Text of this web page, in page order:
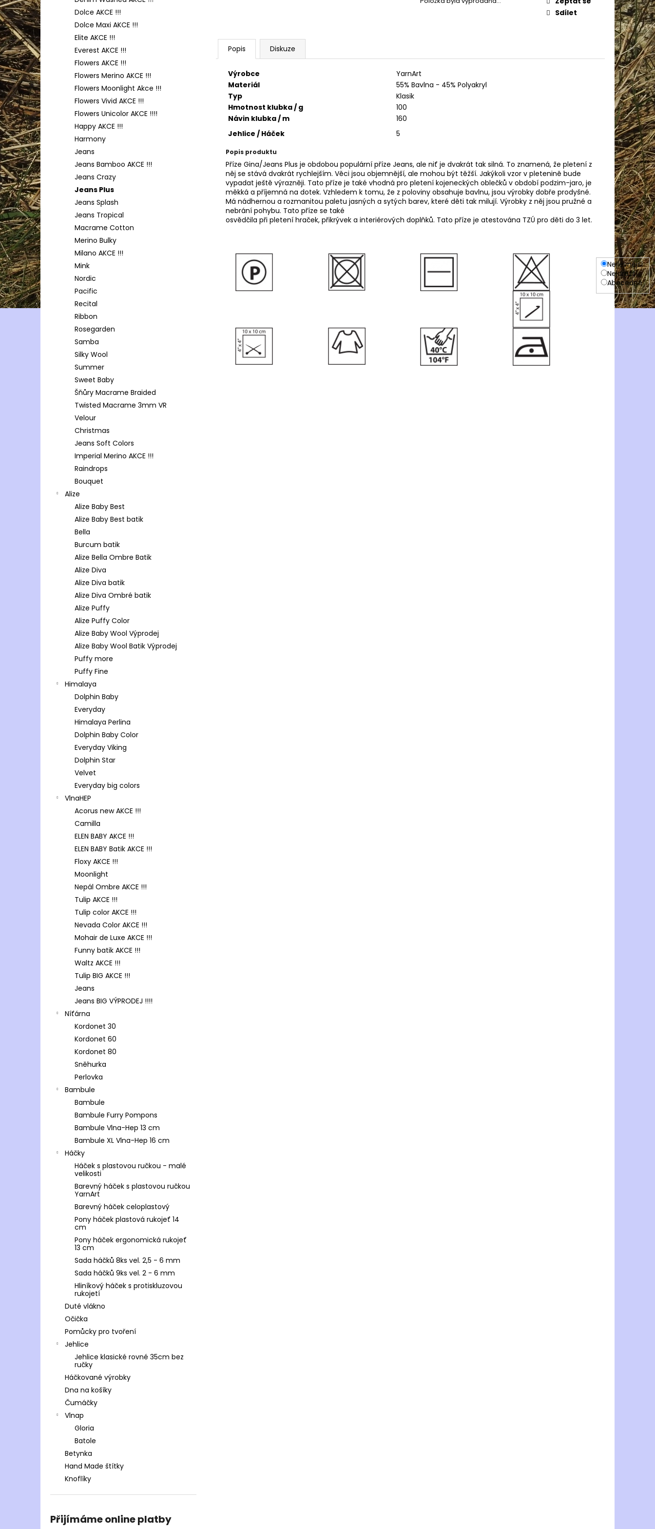
l
Dolce AKCE !!!
Dolce Maxi AKCE !!!
Elite AKCE !!!
Everest AKCE !!!
Flowers AKCE !!!
Flowers Merino AKCE !!!
Flowers Moonlight Akce !!!
Flowers Vivid AKCE !!!
Flowers Unicolor AKCE !!!!
Happy AKCE !!!
Harmony
Jeans
Jeans Bamboo AKCE !!!
Jeans Crazy
Jeans Plus
Jeans Splash
Jeans Tropical
Macrame Cotton
Merino Bulky
Milano AKCE !!!
Mink
Nordic
Pacific
Recital
Ribbon
Rosegarden
Samba
Silky Wool
Summer
Sweet Baby
Šňůry Macrame Braided
Twisted Macrame 3mm VR
Velour
Christmas
Jeans Soft Colors
Imperial Merino AKCE !!!
Raindrops
Bouquet
Alize
Alize Baby Best
Alize Baby Best batik
Bella
Burcum batik
Alize Bella Ombre Batik
Alize Diva
Alize Diva batik
Alize Diva Ombré batik
Alize Puffy
Alize Puffy Color
Alize Baby Wool Výprodej
Alize Baby Wool Batik Výprodej
Puffy more
Puffy Fine
Himalaya
Dolphin Baby
Everyday
Himalaya Perlina
Dolphin Baby Color
Everyday Viking
Dolphin Star
Velvet
Everyday big colors
VlnaHEP
Acorus new AKCE !!!
Camilla
ELEN BABY AKCE !!!
ELEN BABY Batik AKCE !!!
Floxy AKCE !!!
Moonlight
Nepál Ombre AKCE !!!
Tulip AKCE !!!
Tulip color AKCE !!!
Nevada Color AKCE !!!
Mohair de Luxe AKCE !!!
Funny batik AKCE !!!
Waltz AKCE !!!
Tulip BIG AKCE !!!
Jeans
Jeans BIG VÝPRODEJ !!!!
Níťárna
Kordonet 30
Kordonet 60
Kordonet 80
Sněhurka
Perlovka
Bambule
Bambule
Bambule Furry Pompons
Bambule Vlna-Hep 13 cm
Bambule XL Vlna-Hep 16 cm
Háčky
Háček s plastovou ručkou - malé
velikosti
Barevný háček s plastovou ručkou
YarnArt
Barevný háček celoplastový
Pony háček plastová rukojeť 14
cm
Pony háček ergonomická rukojeť
13 cm
Sada háčků 8ks vel. 2,5 - 6 mm
Sada háčků 9ks vel. 2 - 6 mm
Hliníkový háček s protiskluzovou
rukojetí
Duté vlákno
Očička
Pomůcky pro tvoření
Jehlice
Jehlice klasické rovné 35cm bez
ručky
Háčkované výrobky
Dna na košíky
Čumáčky
Vlnap
Gloria
Batole
Betynka
Hand Made štítky
Knoflíky
Přijímáme online platby
Sdílet
Popis Diskuze
Výrobce
YarnArt
Materiál
55% Bavlna - 45% Polyakryl
Typ
Klasik
Hmotnost klubka / g
100
Návin klubka / m
160
Jehlice / Háček
5
Popis produktu
Příze Gina/Jeans Plus je obdobou populární příze Jeans, ale niť je dvakrát tak silná. To znamená, že pletení z
něj se stává dvakrát rychlejším. Věci jsou objemnější, ale mohou být těžší. Jakýkoli vzor v pletenině bude
vypadat ještě výrazněji. Tato příze je také vhodná pro pletení kojeneckých oblečků v období podzim-jaro, je
měkká a příjemná na dotek. Vzhledem k tomu, že z poloviny obsahuje bavlnu, jsou výrobky dobře prodyšné.
Má nádhernou a rozmanitou paletu jasných a sytých barev, které děti tak milují. Výrobky z něj jsou pružné a
nebrání pohybu. Tato příze se také
osvědčila při pletení hraček, přikrývek a interiérových doplňků. Tato příze je atestována TZÚ pro děti do 3 let.
Nejlevnější
Nejdražší
Abecedně
YARNART FLOWERS 274
200 Kč
HIMALAYA DOLPHIN BABY 80338